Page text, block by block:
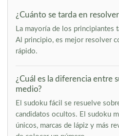
¿Cuánto se tarda en
La mayoría de los principiantes
Al principio, es mejor resolver
rápido.
¿Cuál es la diferencia entre
medio?
El sudoku fácil se resuelve
candidatos ocultos. El sudoku
únicos, marcas de lápiz y más